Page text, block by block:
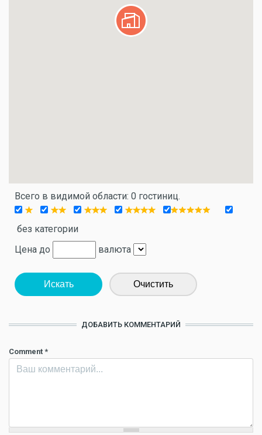
Всего в видимой области: 0 гостиниц.
без категории
Цена до
валюта
Искать Очистить
ДОБАВИТЬ КОММЕНТАРИЙ
Comment *